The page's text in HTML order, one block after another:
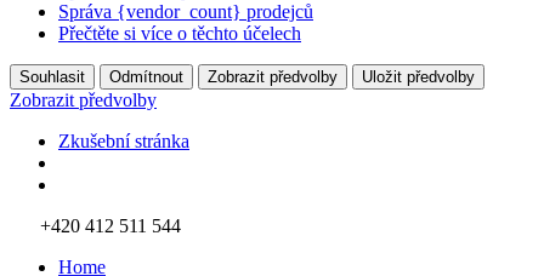
Správa {vendor_count} prodejců
Přečtěte si více o těchto účelech
Souhlasit Odmítnout Zobrazit předvolby Uložit předvolby
Zobrazit předvolby
Zkušební stránka
Přejít
obsahu
+420 412 511 544
Home